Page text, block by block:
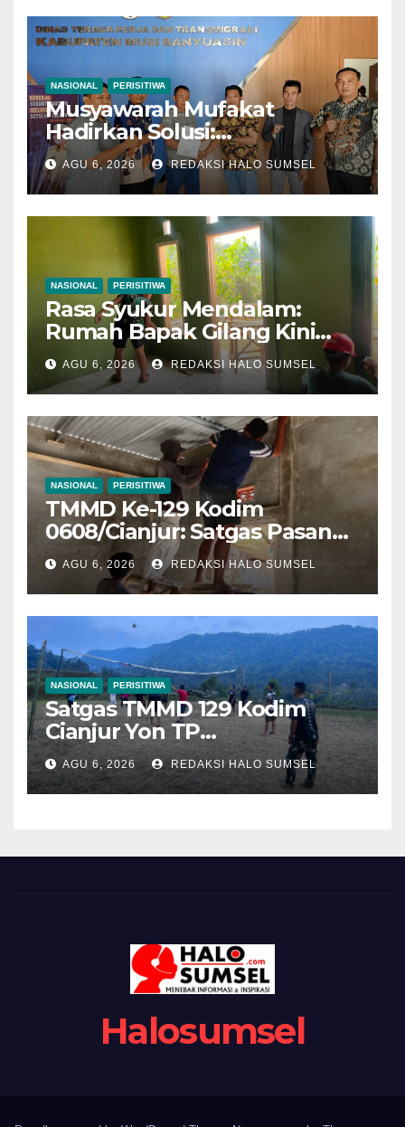
NASIONAL PERISITIWA
Musyawarah Mufakat
Hadirkan Solusi:
Disnakertrans Muba Fasilitasi
Mediasi PT Panca Agung
Sejati dan Pekerja Hingga
Tuntas
AGU 6, 2026 REDAKSI HALO SUMSEL
NASIONAL PERISITIWA
Rasa Syukur Mendalam:
Rumah Bapak Gilang Kini
Semakin Layak Ditempati
AGU 6, 2026 REDAKSI HALO SUMSEL
NASIONAL PERISITIWA
TMMD Ke-129 Kodim
0608/Cianjur: Satgas Pasang
Keramik Dan Plafon Rumah
Bapak Angga, Progres
Rutilahu Capai 78,6 Persen
AGU 6, 2026 REDAKSI HALO SUMSEL
NASIONAL PERISITIWA
Satgas TMMD 129 Kodim
Cianjur Yon TP
938/Pancasona Eratkan
Silaturahmi Lewat Voli
Bersama Warga
AGU 6, 2026 REDAKSI HALO SUMSEL
Halosumsel